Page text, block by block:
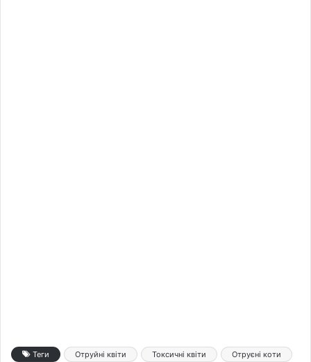
Теги Отруйні квіти Токсичні квіти
Отруєні коти